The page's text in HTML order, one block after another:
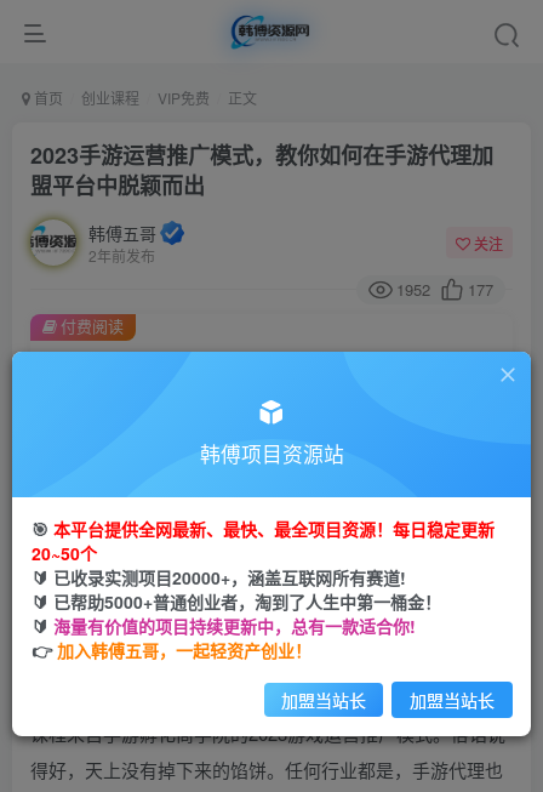
首页 创业课程 VIP免费 正文
2023手游运营推广模式，教你如何在手游代理加
盟平台中脱颖而出
韩傅五哥
2年前发布
关注
1952 177
金币9.9金币99
立即购买
您当前未登录！建议登陆后购买，可保存购买订单
付费阅读
课程来自手游孵化商学院的2023游戏运营推广模式。俗话说
得好，天上没有掉下来的馅饼。任何行业都是，手游代理也
韩傅项目资源站
🎯 本平台提供全网最新、最快、最全项目资源！每日稳定更新
20~50个
🔰 已收录实测项目20000+，涵盖互联网所有赛道!
🔰 已帮助5000+普通创业者，淘到了人生中第一桶金！
🔰 海量有价值的项目持续更新中，总有一款适合你!
👉加入韩傅五哥，一起轻资产创业！
加盟当站长 加盟当站长